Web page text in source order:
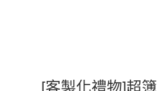
[客製化禮物]超